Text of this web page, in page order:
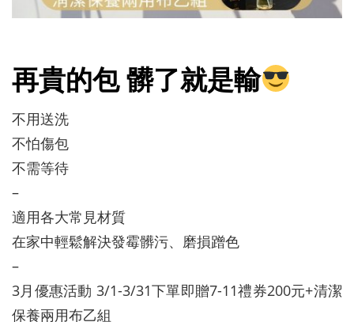
再貴的包 髒了就是輸
不用送洗
不怕傷包
不需等待
–
適用各大常見材質
在家中輕鬆解決發霉髒污、磨損蹭色
–
3月優惠活動 3/1-3/31下單即贈7-11禮券200元+清潔
保養兩用布乙組